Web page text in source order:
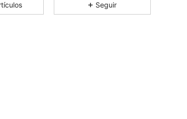
56 5.1K
Seguir